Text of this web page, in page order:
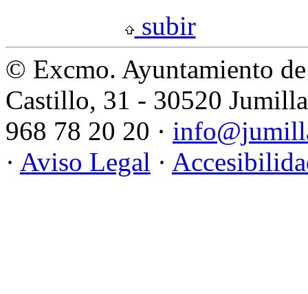
subir
© Excmo. Ayuntamiento
Castillo, 31 - 30520
968 78 20 20 ·
· Aviso Legal ·